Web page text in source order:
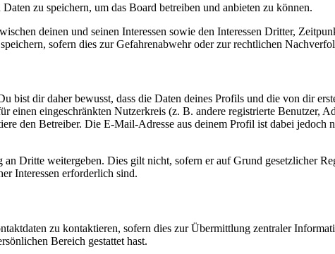
zu speichern, um das Board betreiben und anbieten zu können.
deinen und seinen Interessen sowie den Interessen Dritter,
sofern dies zur Gefahrenabwehr oder zur rechtlichen
bist dir daher bewusst, dass die Daten deines Profils und die von dir
einen eingeschränkten Nutzerkreis (z. B. andere registrierte Benutzer,
den Betreiber. Die E-Mail-Adresse aus deinem Profil ist dabei
Dritte weitergeben. Dies gilt nicht, sofern er auf Grund gesetzlicher
Interessen erforderlich sind.
zu kontaktieren, sofern dies zur Übermittlung zentraler
Bereich gestattet hast.